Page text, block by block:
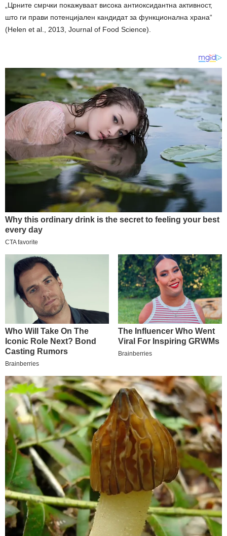
„Црните смрчки покажуваат висока антиоксидантна активност,
што ги прави потенцијален кандидат за функционална храна“
(Helen et al., 2013, Journal of Food Science).